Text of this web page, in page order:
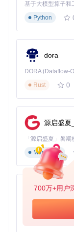
700万+用户
基于大模型算子和
Python
dora
Rust
0
源启盛夏
Markdown
py-
Python